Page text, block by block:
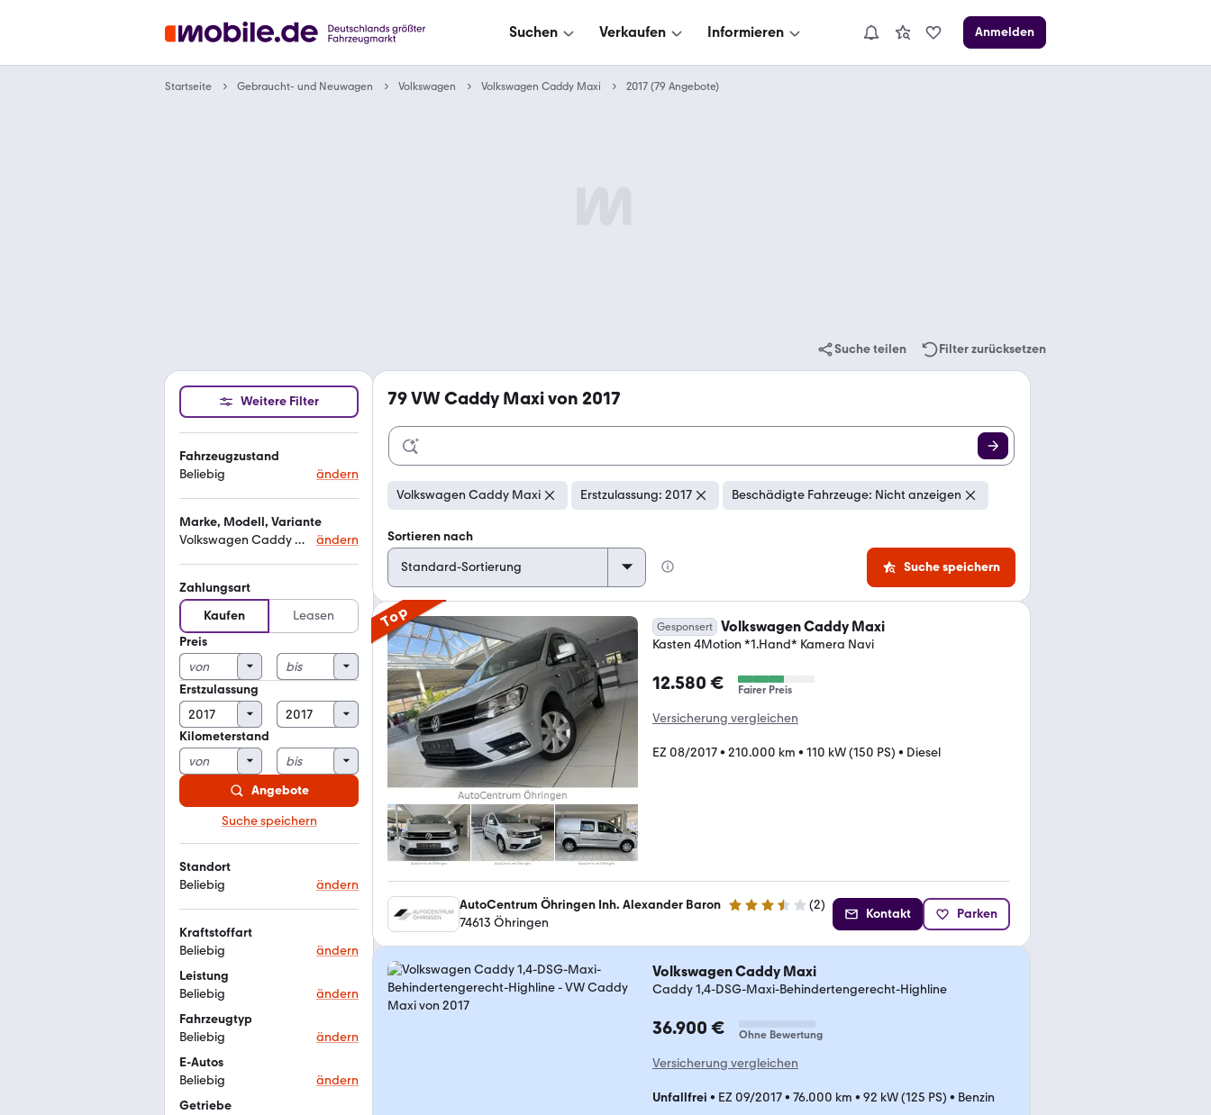
Suchen Verkaufen Informieren Anmelden
Startseite Gebraucht- und Neuwagen Volkswagen Volkswagen Caddy Maxi 2017 (79 Angebote)
Suche teilen Filter zurücksetzen
Weitere Filter
Fahrzeugzustand
Beliebig
ändern
Marke, Modell, Variante
Volkswagen Caddy Maxi
ändern
Zahlungsart
Kaufen
Leasen
Preis
Erstzulassung
Kilometerstand
Angebote
Suche speichern
Standort
Beliebig
ändern
Kraftstoffart
Beliebig
ändern
Leistung
Beliebig
ändern
Fahrzeugtyp
Beliebig
ändern
E-Autos
Beliebig
ändern
Getriebe
79VW Caddy Maxi von 2017
Volkswagen Caddy Maxi Erstzulassung: 2017 Beschädigte Fahrzeuge: Nicht anzeigen
Sortieren nach
Suche speichern
Top Gesponsert Volkswagen Caddy Maxi
Kasten 4Motion *1.Hand* Kamera Navi
12.580 € Fairer Preis
Versicherung vergleichen
EZ 08/2017• 210.000 km • 110 kW (150 PS) • Diesel
AutoCentrum Öhringen Inh. Alexander Baron 3.5 Sterne (2)
74613 Öhringen
Kontakt Parken
Volkswagen Caddy Maxi
Caddy 1,4-DSG-Maxi-Behindertengerecht-Highline
36.900 € Ohne Bewertung
Versicherung vergleichen
Unfallfrei • EZ 09/2017• 76.000 km • 92 kW (125 PS) • Benzin